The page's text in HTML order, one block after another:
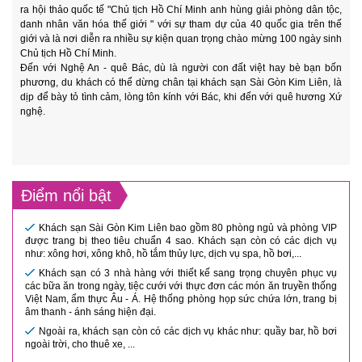
ra hội thảo quốc tế "Chủ tịch Hồ Chí Minh anh hùng giải phòng dân tộc,
danh nhân văn hóa thế giới " với sự tham dự của 40 quốc gia trên thế
giới và là nơi diễn ra nhiều sự kiện quan trọng chào mừng 100 ngày sinh
Chủ tịch Hồ Chí Minh.
Đến với Nghệ An - quê Bác, dù là người con đất việt hay bè bạn bốn
phương, du khách có thể dừng chân tại khách sạn Sài Gòn Kim Liên, là
dịp để bày tỏ tình cảm, lòng tôn kính với Bác, khi đến với quê hương Xứ
nghệ.
Điểm nổi bật
Khách sạn Sài Gòn Kim Liên bao gồm 80 phòng ngủ và phòng VIP
được trang bị theo tiêu chuẩn 4 sao. Khách sạn còn có các dịch vụ
như: xông hơi, xông khô, hồ tắm thủy lực, dịch vụ spa, hồ bơi,...
Khách sạn có 3 nhà hàng với thiết kế sang trọng chuyên phục vụ
các bữa ăn trong ngày, tiệc cưới với thực đơn các món ăn truyền thống
Việt Nam, ẩm thực Âu - Á. Hệ thống phòng họp sức chứa lớn, trang bị
âm thanh - ánh sáng hiện đại.
Ngoài ra, khách sạn còn có các dịch vụ khác như: quầy bar, hồ bơi
ngoài trời, cho thuê xe, ...